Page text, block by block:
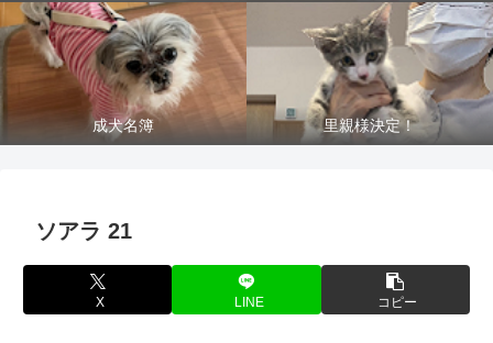
成犬名簿 里親様決定！
ソアラ 21
X LINE コピー